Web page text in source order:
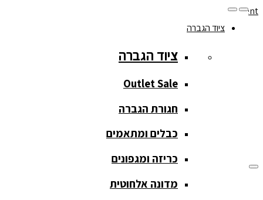
Skip to content
077-208-0290
מעקב הזמנות
ציוד הגברה
ציוד הגברה
Outlet Sale
חגורת הגברה
כבלים ומתאמים
כריזה ומגפונים
מדונה אלחוטית